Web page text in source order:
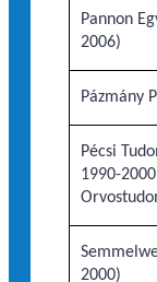
Pannon
2006)
Pázmány
Pécsi
1990-
2000)